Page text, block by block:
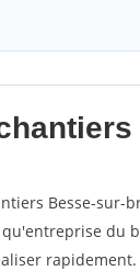
Besse-sur-
qu'entreprise